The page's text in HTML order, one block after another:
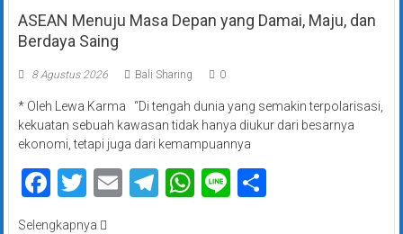
ASEAN Menuju Masa Depan yang Damai, Maju, dan
Berdaya Saing
8 Agustus 2026 Bali Sharing 0
* Oleh Lewa Karma “Di tengah dunia yang semakin terpolarisasi,
kekuatan sebuah kawasan tidak hanya diukur dari besarnya
ekonomi, tetapi juga dari kemampuannya
Facebook
Twitter
EmailTelegram
WhatsApp
LineShare
Selengkapnya